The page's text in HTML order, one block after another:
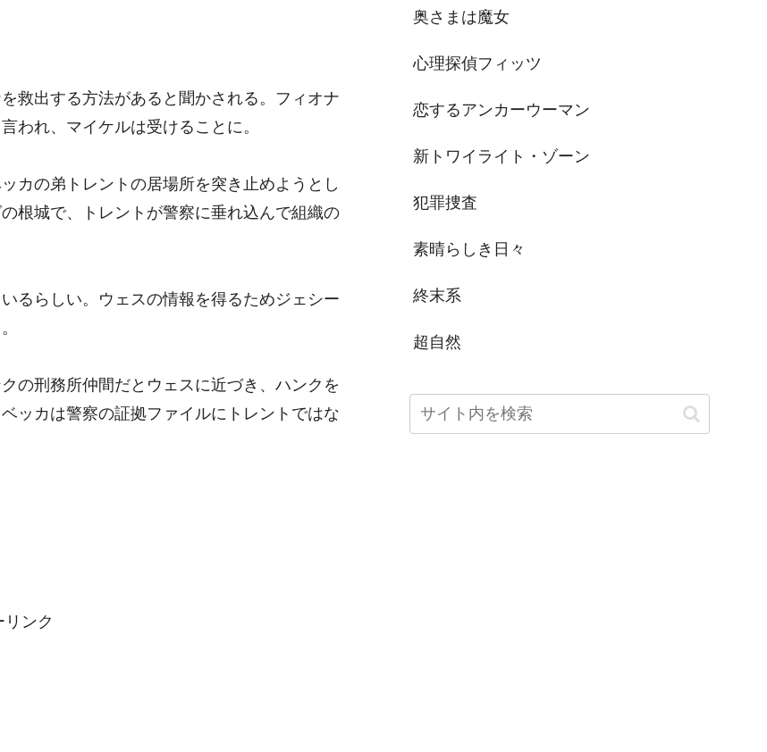
救出する方法があると聞かされる。フィオナ
われ、マイケルは受けることに。
カの弟トレントの居場所を突き止めようとし
根城で、トレントが警察に垂れ込んで組織の
るらしい。ウェスの情報を得るためジェシー
の刑務所仲間だとウェスに近づき、ハンクを
ッカは警察の証拠ファイルにトレントではな
リンク
奥さまは魔女
心理探偵フィッツ
恋するアンカーウーマン
新トワイライト・ゾーン
犯罪捜査
素晴らしき日々
終末系
超自然